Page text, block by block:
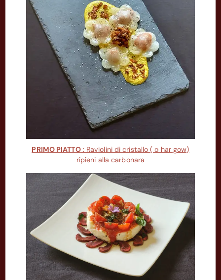
PRIMO PIATTO: Raviolini di cristallo ( o har gow)
ripieni alla carbonara